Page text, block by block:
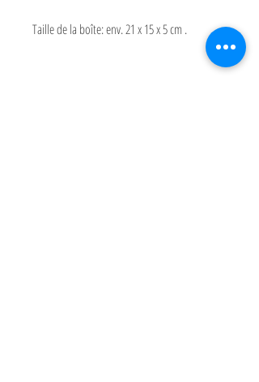
Taille de la boîte: env. 21 x 15 x 5 cm .